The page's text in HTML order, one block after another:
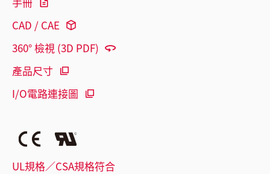
CAD / CAE
360° 檢視 (3D PDF)
產品尺寸
I/O電路連接圖
UL規格／CSA規格符合